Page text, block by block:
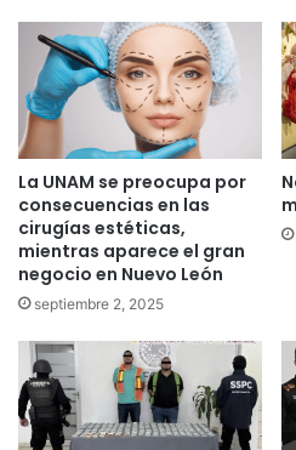
La UNAM se preocupa por
consecuencias en las
cirugías estéticas,
mientras aparece el gran
negocio en Nuevo León
septiembre 2, 2025